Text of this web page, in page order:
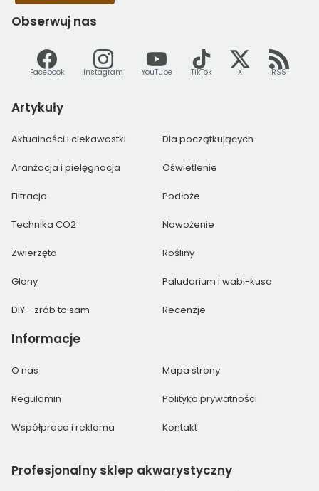
Obserwuj nas
Facebook Instagram YouTube TikTok X RSS
Artykuły
Aktualności i ciekawostki Dla początkujących
Aranżacja i pielęgnacja Oświetlenie
Filtracja Podłoże
Technika CO2 Nawożenie
Zwierzęta Rośliny
Glony Paludarium i wabi-kusa
DIY - zrób to sam Recenzje
Informacje
O nas Mapa strony
Regulamin Polityka prywatności
Współpraca i reklama Kontakt
Profesjonalny sklep akwarystyczny